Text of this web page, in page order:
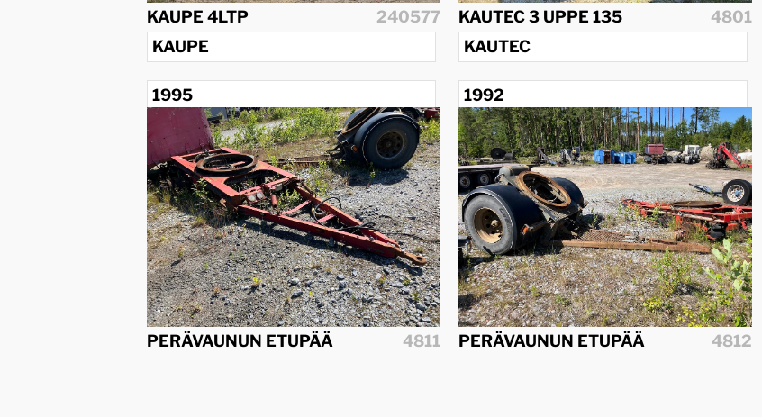
KAUPE 4LTP
240577
KAUPE
1995
KAUTEC 3 UPPE 135
4801
KAUTEC
1992
PERÄVAUNUN ETUPÄÄ 4811 PERÄVAUNUN ETUPÄÄ 4812